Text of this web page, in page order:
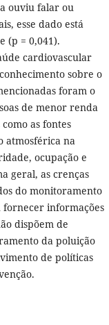
ouviu falar ou
esse dado está
(p = 0,041).
cardiovascular
sobre o
foram o
de menor renda
as fontes
atmosférica na
ocupação e
geral, as crenças
do monitoramento
fornecer informações
dispõem de
da poluição
de políticas